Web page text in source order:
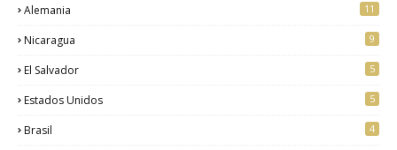
Alemania 11
Nicaragua 9
El Salvador 5
Estados Unidos 5
Brasil 4